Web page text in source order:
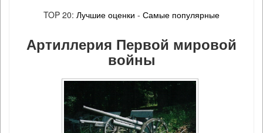
TOP 20: Лучшие оценки - Самые популярные
Артиллерия Первой мировой
войны